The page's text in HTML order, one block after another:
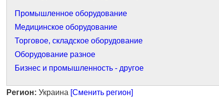
Промышленное оборудование
Медицинское оборудование
Торговое, складское оборудование
Оборудование разное
Бизнес и промышленность - другое
Регион: Украина [Сменить регион]